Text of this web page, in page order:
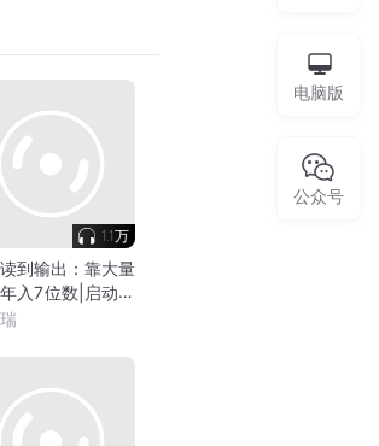
1.1万
到输出：靠大量
入7位数|启动人
系统
电脑版
公众号